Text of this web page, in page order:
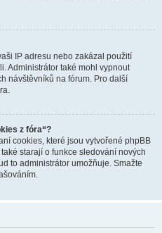
IP adresu nebo zakázal použití
Administrátor také mohl vypnout
návštěvníků na fórum. Pro další
z fóra“?
cookies, které jsou vytvořené phpBB
starají o funkce sledování nových
to administrátor umožňuje. Smažte